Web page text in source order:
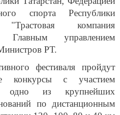
спорта Республики
компания
Главным управлением
РТ.
конкурсы с участием
из крупнейших
по дистанционным
120, 100, 80 и 40 км